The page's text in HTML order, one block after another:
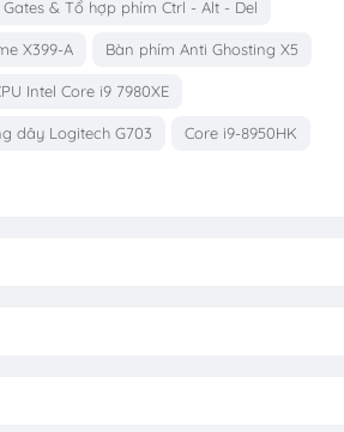
Gates & Tổ hợp phím Ctrl - Alt - Del
X399-A Bàn phím Anti Ghosting X5
Intel Core i9 7980XE
dây Logitech G703 Core i9-8950HK